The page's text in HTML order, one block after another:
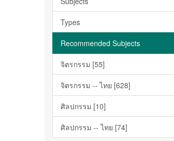
Types
Recommended Subjects
จิตรกรรม [55]
จิตรกรรม -- ไทย [628]
ศิลปกรรม [10]
ศิลปกรรม -- ไทย [74]